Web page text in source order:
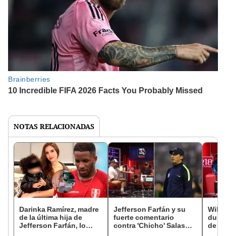
NOTAS RELACIONADAS
Darinka Ramírez, madre
de la última hija de
Jefferson Farfán, lo
Jefferson Farfán y su
fuerte comentario
contra 'Chicho' Salas
dura
de